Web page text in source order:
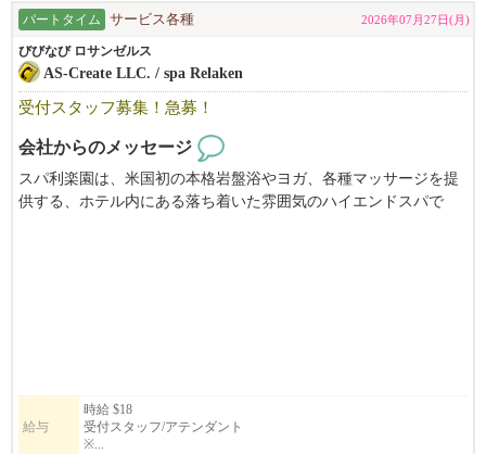
パートタイム サービス各種 2026年07月27日(月)
びびなび ロサンゼルス
AS-Create LLC. / spa Relaken
受付スタッフ募集！急募！
会社からのメッセージ
スパ利楽園は、米国初の本格岩盤浴やヨガ、各種マッサージを提
供する、ホテル内にある落ち着いた雰囲気のハイエンドスパで
・金・土・日など週末に勤務可能な方歓迎
・セラピスト希望の方も歓迎（別途、CA州ライセンスが必要）
給与
時給 $18
受付スタッフ/アテンダント
※...